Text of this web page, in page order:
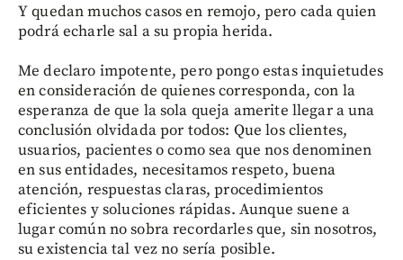
Y quedan muchos casos en remojo, pero cada quien
podrá echarle sal a su propia herida.
Me declaro impotente, pero pongo estas inquietudes
en consideración de quienes corresponda, con la
esperanza de que la sola queja amerite llegar a una
conclusión olvidada por todos: Que los clientes,
usuarios, pacientes o como sea que nos denominen
en sus entidades, necesitamos respeto, buena
atención, respuestas claras, procedimientos
eficientes y soluciones rápidas. Aunque suene a
lugar común no sobra recordarles que, sin nosotros,
su existencia tal vez no sería posible.